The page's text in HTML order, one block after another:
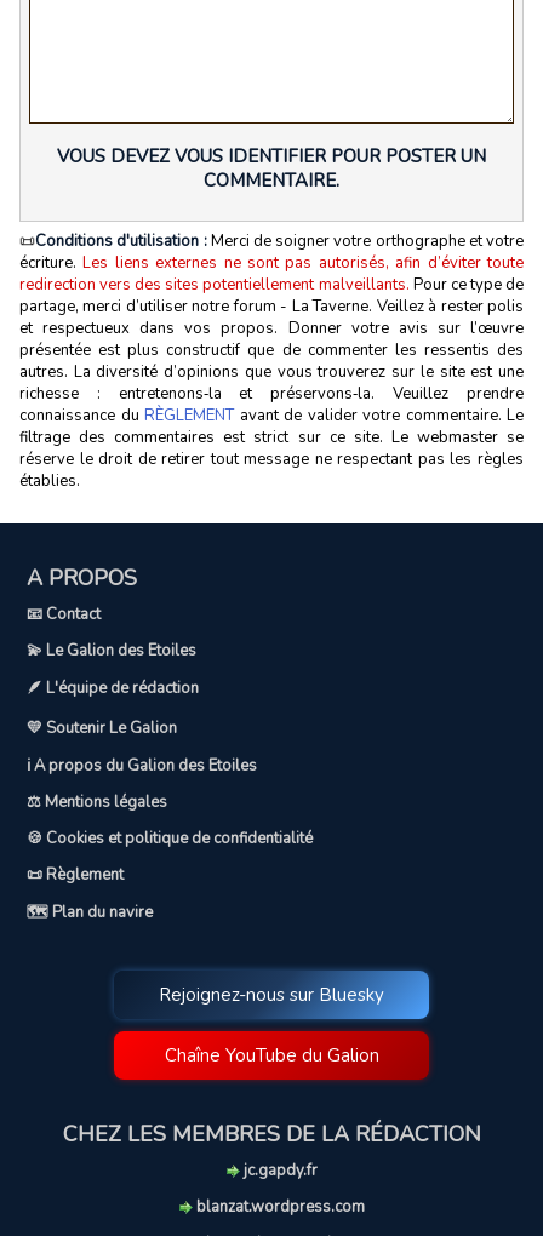
VOUS DEVEZ VOUS IDENTIFIER POUR POSTER UN
COMMENTAIRE.
📜Conditions d'utilisation :Merci de soigner votre orthographe et votre
écriture.Les liens externes ne sont pas autorisés, afin d’éviter toute
redirection vers des sites potentiellement malveillants. Pour ce type de
partage, merci d’utiliser notre forum - La Taverne. Veillez à rester polis
et respectueux dans vos propos. Donner votre avis sur l’œuvre
présentée est plus constructif que de commenter les ressentis des
autres. La diversité d’opinions que vous trouverez sur le site est une
richesse : entretenons‑la et préservons‑la. Veuillez prendre
connaissance du RÈGLEMENTavant de valider votre commentaire. Le
filtrage des commentaires est strict sur ce site. Le webmaster se
réserve le droit de retirer tout message ne respectant pas les règles
établies.
A PROPOS
📧 Contact
💫 Le Galion des Etoiles
🪶 L'équipe de rédaction
💛 Soutenir Le Galion
ℹ️ A propos du Galion des Etoiles
⚖️ Mentions légales
🍪 Cookies et politique de confidentialité
📜 Règlement
🗺️ Plan du navire
Rejoignez-nous sur Bluesky
Chaîne YouTube du Galion
CHEZ LES MEMBRES DE LA RÉDACTION
jc.gapdy.fr
blanzat.wordpress.com